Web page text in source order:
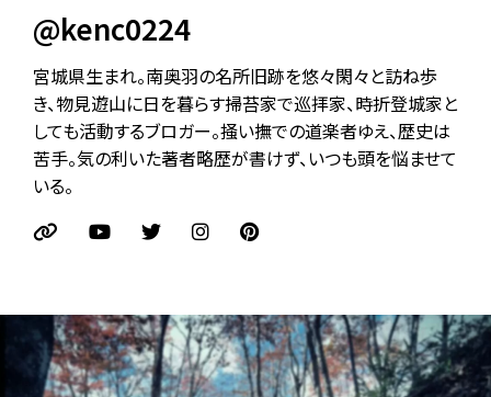
@kenc0224
宮城県生まれ。南奥羽の名所旧跡を悠々閑々と訪ね歩
き、物見遊山に日を暮らす掃苔家で巡拝家、時折登城家と
しても活動するブロガー。掻い撫での道楽者ゆえ、歴史は
苦手。気の利いた著者略歴が書けず、いつも頭を悩ませて
いる。